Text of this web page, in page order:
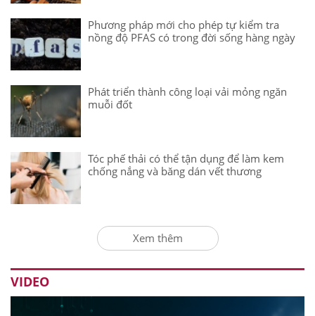
Phương pháp mới cho phép tự kiểm tra
nồng độ PFAS có trong đời sống hàng ngày
Phát triển thành công loại vải mỏng ngăn
muỗi đốt
Tóc phế thải có thể tận dụng để làm kem
chống nắng và băng dán vết thương
Xem thêm
VIDEO